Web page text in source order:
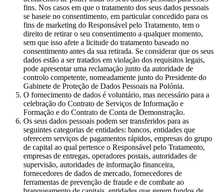
fins. Nos casos em que o tratamento dos seus dados pessoais
se baseie no consentimento, em particular concedido para os
fins de marketing do Responsável pelo Tratamento, tem o
direito de retirar o seu consentimento a qualquer momento,
sem que isso afete a licitude do tratamento baseado no
consentimento antes da sua retirada. Se considerar que os seus
dados estão a ser tratados em violação dos requisitos legais,
pode apresentar uma reclamação junto da autoridade de
controlo competente, nomeadamente junto do Presidente do
Gabinete de Proteção de Dados Pessoais na Polónia.
O fornecimento de dados é voluntário, mas necessário para a
celebração do Contrato de Serviços de Informação e
Formação e do Contrato de Conta de Demonstração.
Os seus dados pessoais podem ser transferidos para as
seguintes categorias de entidades: bancos, entidades que
oferecem serviços de pagamentos rápidos, empresas do grupo
de capital ao qual pertence o Responsável pelo Tratamento,
empresas de entregas, operadores postais, autoridades de
supervisão, autoridades de informação financeira,
fornecedores de dados de mercado, fornecedores de
ferramentas de prevenção de fraude e de combate ao